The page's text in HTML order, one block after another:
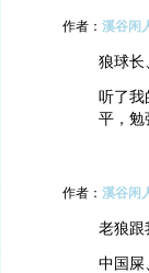
作者： 溪谷闲
狼球长
听了我
平，勉
作者： 溪谷闲
老狼跟
中国屎